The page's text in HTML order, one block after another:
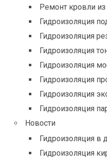
Ремонт кровли
Гидроизоляция
Гидроизоляция
Гидроизоляция
Гидроизоляция
Гидроизоляция
Гидроизоляция
Гидроизоляция
Новости
Гидроизоляция в
Гидроизоляция